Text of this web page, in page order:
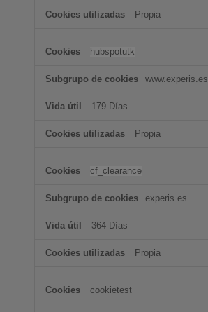
Propia
hubspotutk
www.experis.es
179 Días
Propia
cf_clearance
experis.es
364 Días
Propia
cookietest